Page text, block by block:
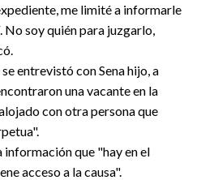
me limité a informarle
No soy quién para juzgarlo,
entrevistó con Sena hijo, a
una vacante en la
con otra persona que
información que "hay en el
acceso a la causa".